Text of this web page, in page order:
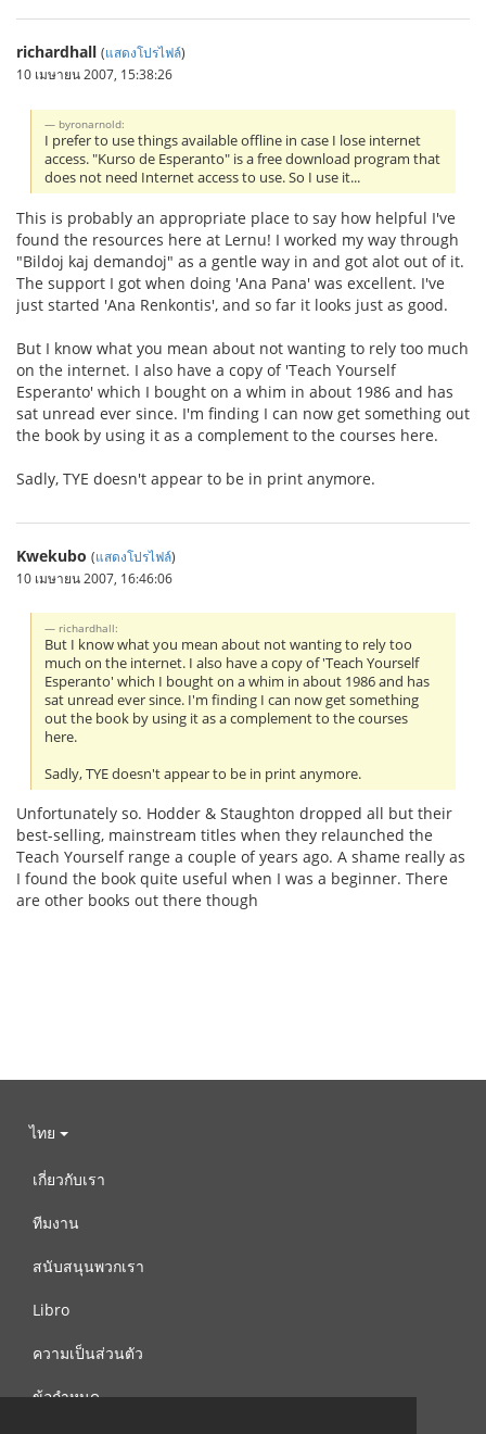
richardhall (แสดงโปรไฟล์)
10 เมษายน 2007, 15:38:26
byronarnold:
I prefer to use things available offline in case I lose internet
access. "Kurso de Esperanto" is a free download program that
does not need Internet access to use. So I use it...
This is probably an appropriate place to say how helpful I've
found the resources here at Lernu! I worked my way through
"Bildoj kaj demandoj" as a gentle way in and got alot out of it.
The support I got when doing 'Ana Pana' was excellent. I've
just started 'Ana Renkontis', and so far it looks just as good.
But I know what you mean about not wanting to rely too much
on the internet. I also have a copy of 'Teach Yourself
Esperanto' which I bought on a whim in about 1986 and has
sat unread ever since. I'm finding I can now get something out
the book by using it as a complement to the courses here.
Sadly, TYE doesn't appear to be in print anymore.
Kwekubo (แสดงโปรไฟล์)
10 เมษายน 2007, 16:46:06
richardhall:
But I know what you mean about not wanting to rely too
much on the internet. I also have a copy of 'Teach Yourself
Esperanto' which I bought on a whim in about 1986 and has
sat unread ever since. I'm finding I can now get something
out the book by using it as a complement to the courses
here.
Sadly, TYE doesn't appear to be in print anymore.
Unfortunately so. Hodder & Staughton dropped all but their
best-selling, mainstream titles when they relaunched the
Teach Yourself range a couple of years ago. A shame really as
I found the book quite useful when I was a beginner. There
are other books out there though
ไทย
เกี่ยวกับเรา
ทีมงาน
สนับสนุนพวกเรา
Libro
ความเป็นส่วนตัว
ข้อกำหนด